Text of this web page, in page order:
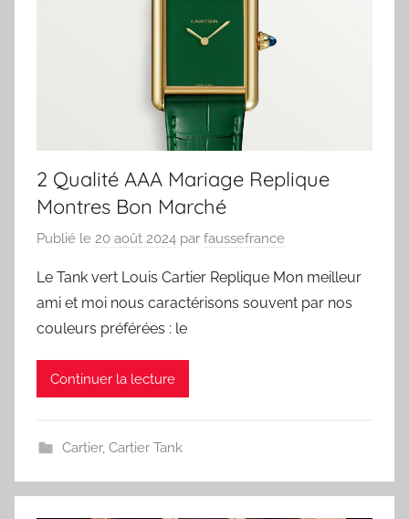
2 Qualité AAA Mariage Replique
Montres Bon Marché
Publié le 20 août 2024 par faussefrance
Le Tank vert Louis Cartier Replique Mon meilleur
ami et moi nous caractérisons souvent par nos
couleurs préférées : le
Continuer la lecture
Cartier, Cartier Tank